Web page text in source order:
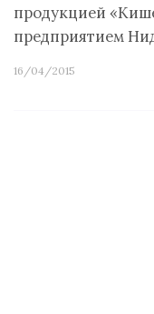
продукцией
предприятием
16/04/2015